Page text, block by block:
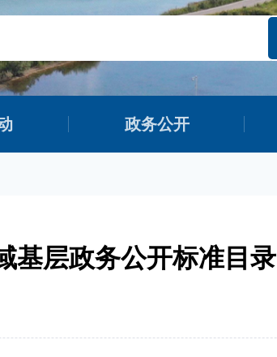
政务公开
基层政务公开标准目录